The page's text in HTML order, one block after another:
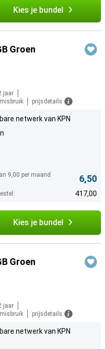
Kies je bundel
Groen
jaar
prijsdetails
netwerk van KPN
9,00 per maand
6,50
417,00
Kies je bundel
Groen
jaar
prijsdetails
netwerk van KPN